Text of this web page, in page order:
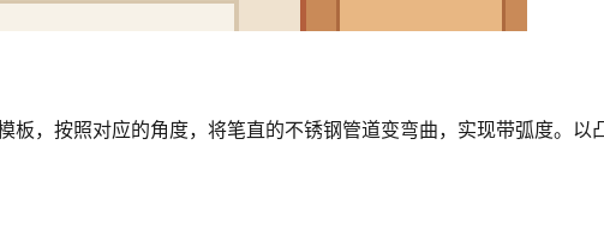
板，按照对应的角度，将笔直的不锈钢管道变弯曲，实现带弧度。以